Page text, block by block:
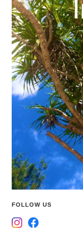
FOLLOW US